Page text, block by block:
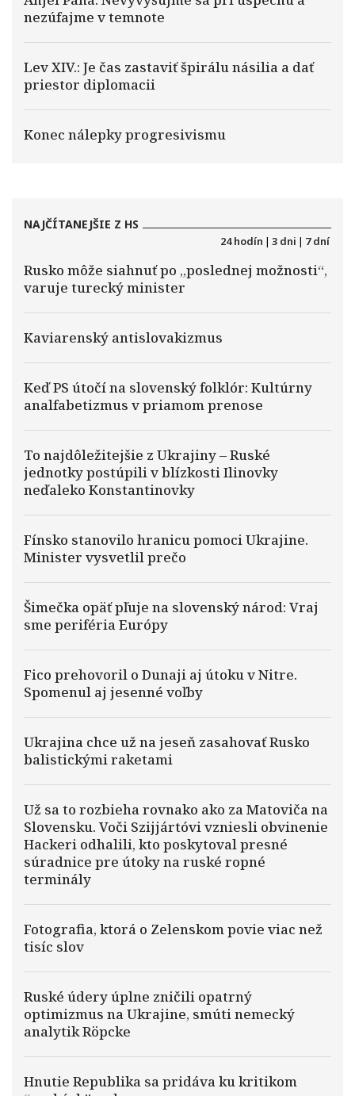
nezúfajme v temnote
Lev XIV.: Je čas zastaviť špirálu násilia a dať
priestor diplomacii
Konec nálepky progresivismu
NAJČÍTANEJŠIE Z HS
24 hodín | 3 dni | 7 dní
Rusko môže siahnuť po „poslednej možnosti“,
varuje turecký minister
Kaviarenský antislovakizmus
Keď PS útočí na slovenský folklór: Kultúrny
analfabetizmus v priamom prenose
To najdôležitejšie z Ukrajiny – Ruské
jednotky postúpili v blízkosti Ilinovky
neďaleko Konstantinovky
Fínsko stanovilo hranicu pomoci Ukrajine.
Minister vysvetlil prečo
Šimečka opäť pľuje na slovenský národ: Vraj
sme periféria Európy
Fico prehovoril o Dunaji aj útoku v Nitre.
Spomenul aj jesenné voľby
Ukrajina chce už na jeseň zasahovať Rusko
balistickými raketami
Už sa to rozbieha rovnako ako za Matoviča na
Slovensku. Voči Szijjártóvi vzniesli obvinenie
Hackeri odhalili, kto poskytoval presné
súradnice pre útoky na ruské ropné
terminály
Fotografia, ktorá o Zelenskom povie viac než
tisíc slov
Ruské údery úplne zničili opatrný
optimizmus na Ukrajine, smúti nemecký
analytik Röpcke
Hnutie Republika sa pridáva ku kritikom